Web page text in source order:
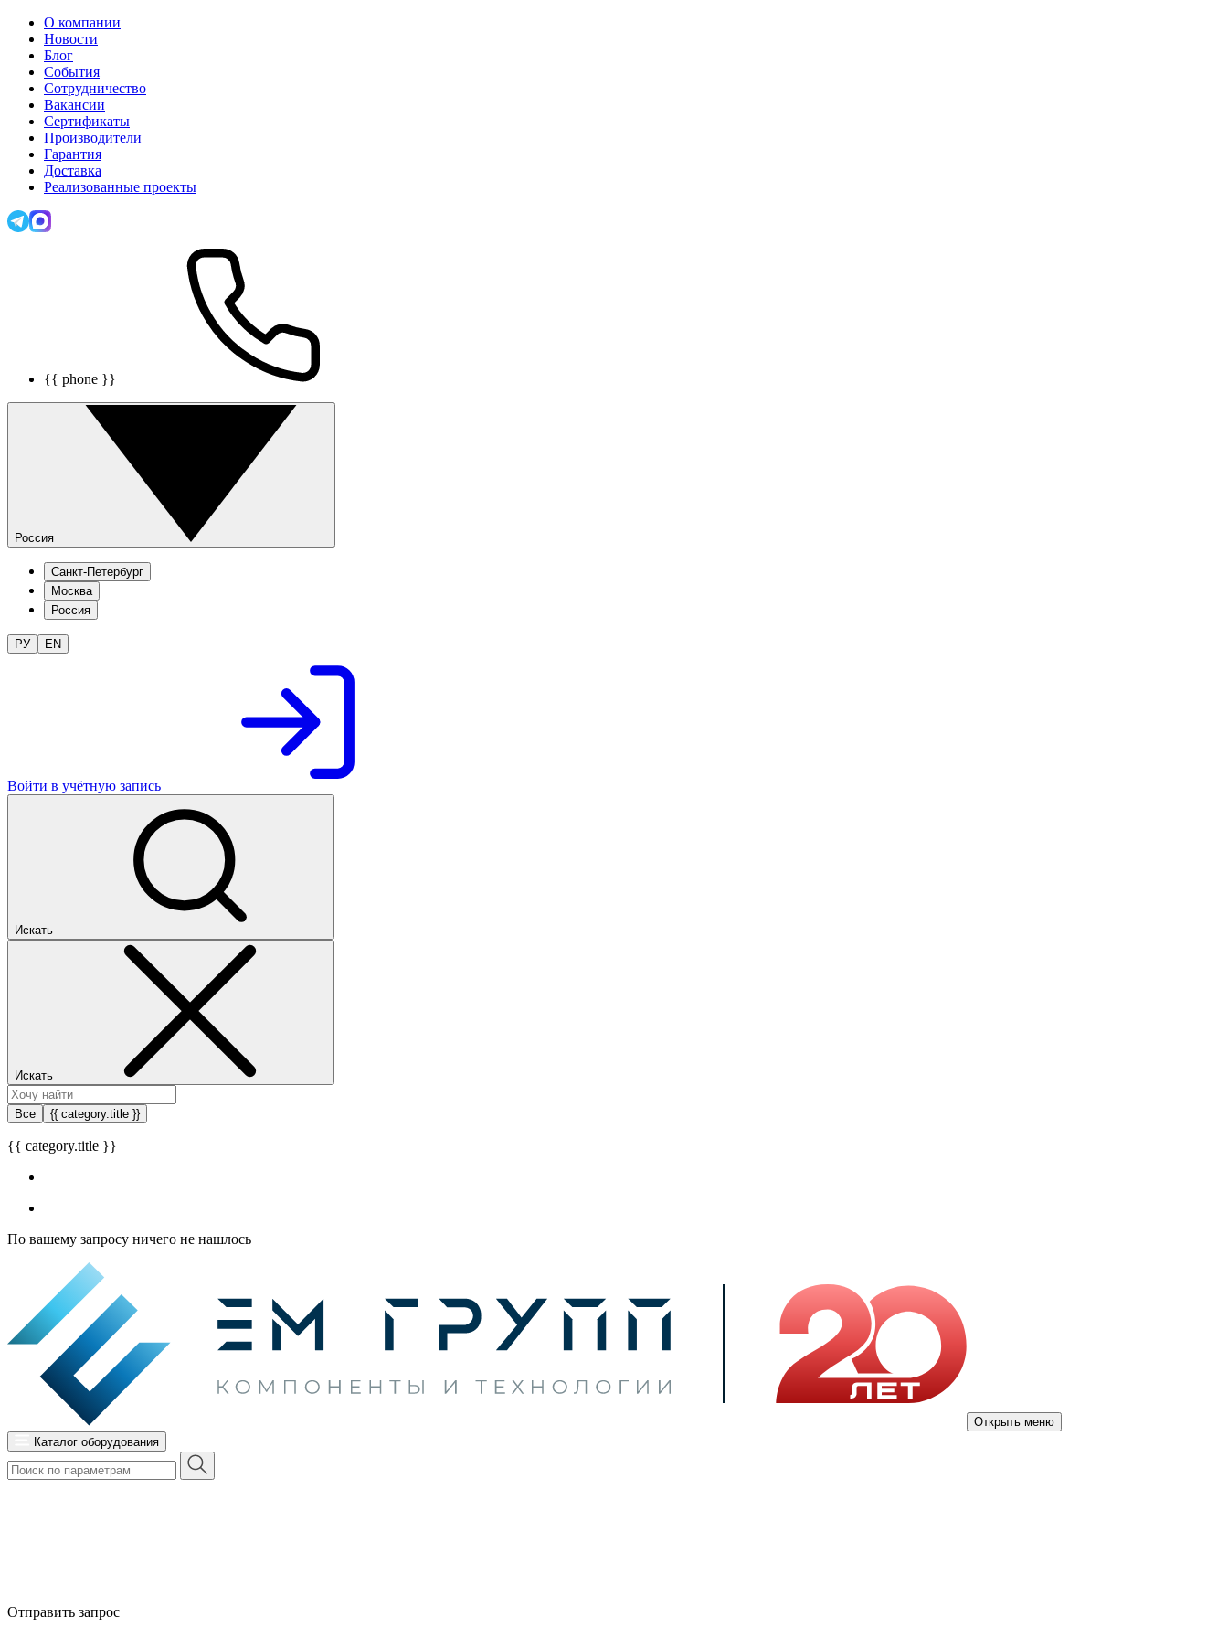
О компании
Новости
Блог
События
Сотрудничество
Вакансии
Сертификаты
Производители
Гарантия
Доставка
Реализованные проекты
{{ phone }}
Россия
Санкт-Петербург
Москва
Россия
РУ EN
Войти в учётную запись
Искать
Искать
Все {{ category.title }}
{{ category.title }}
По вашему запросу ничего не нашлось
Открыть меню
Каталог оборудования
Отправить запрос